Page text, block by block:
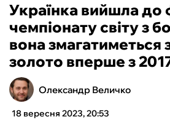
БОКС
ХОКЕЙ
ТЕНІС
Українка вийшла до
чемпіонату світу з
вона змагатиметься
золото вперше з
Олександр Величко
18 вересня 2023, 20:53